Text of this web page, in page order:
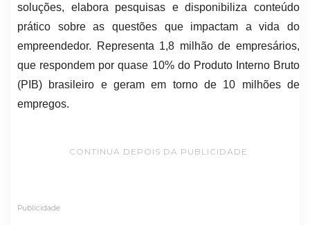
soluções, elabora pesquisas e disponibiliza conteúdo
prático sobre as questões que impactam a vida do
empreendedor. Representa 1,8 milhão de empresários,
que respondem por quase 10% do Produto Interno Bruto
(PIB) brasileiro e geram em torno de 10 milhões de
empregos.
CONTINUA DEPOIS DA PUBLICIDADE
Publicidade